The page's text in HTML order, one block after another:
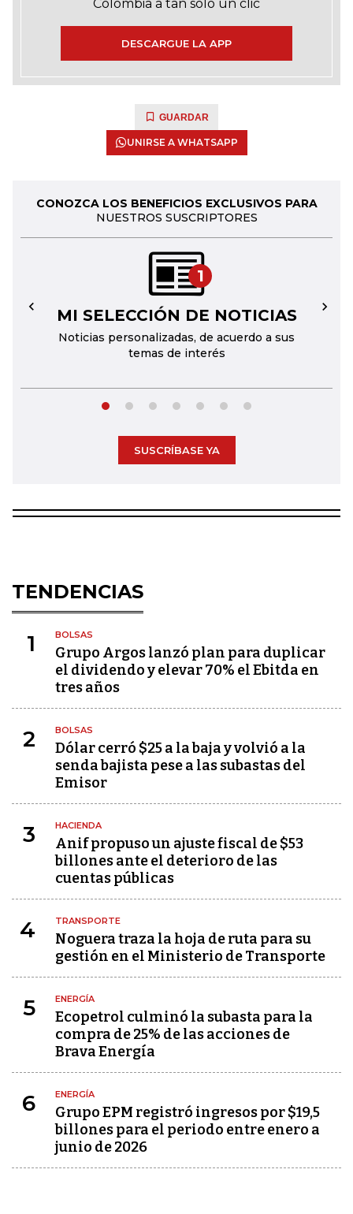
Colombia a tan solo un clic
DESCARGUE LA APP
GUARDAR
UNIRSE A WHATSAPP
CONOZCA LOS BENEFICIOS EXCLUSIVOS PARA
NUESTROS SUSCRIPTORES
1
MI SELECCIÓN DE NOTICIAS
Noticias personalizadas, de acuerdo a sus
temas de interés
← →
SUSCRÍBASE YA
TENDENCIAS
1 BOLSAS
Grupo Argos lanzó plan para duplicar
el dividendo y elevar 70% el Ebitda en
tres años
2 BOLSAS
Dólar cerró $25 a la baja y volvió a la
senda bajista pese a las subastas del
Emisor
3 HACIENDA
Anif propuso un ajuste fiscal de $53
billones ante el deterioro de las
cuentas públicas
4 TRANSPORTE
Noguera traza la hoja de ruta para su
gestión en el Ministerio de Transporte
5 ENERGÍA
Ecopetrol culminó la subasta para la
compra de 25% de las acciones de
Brava Energía
6 ENERGÍA
Grupo EPM registró ingresos por $19,5
billones para el periodo entre enero a
junio de 2026